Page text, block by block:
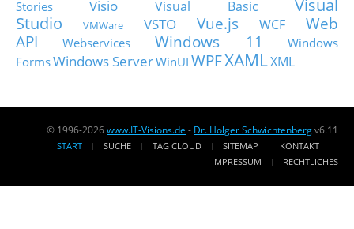
Stories
Visio Visual Basic
Visual
Studio
VMWare VSTO Vue.js WCF
Web
API
Webservices Windows 11
Windows
FormsWindows ServerWinUI WPFXAMLXML
© 1996-2026www.IT-Visions.de - Dr. Holger Schwichtenbergv6.11
START SUCHE TAG CLOUD SITEMAP
KONTAKT
IMPRESSUM
RECHTLICHES